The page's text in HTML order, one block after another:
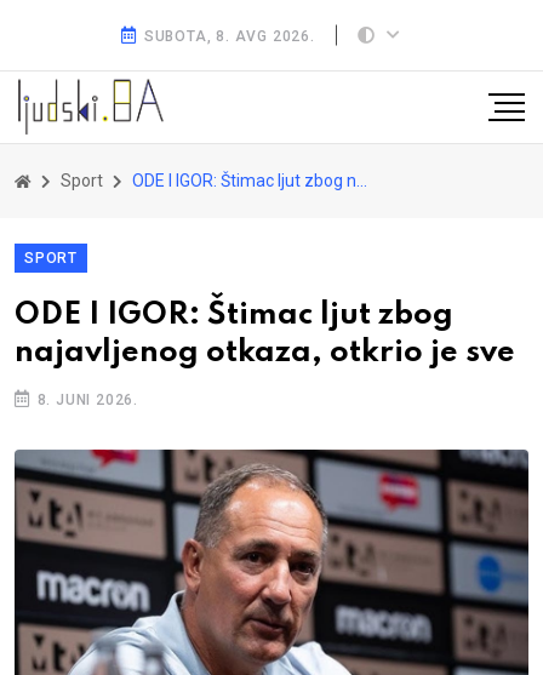
SUBOTA, 8. AVG 2026.
Sport ODE I IGOR: Štimac ljut zbog najavljenog otkaza, otkrio je sve
SPORT
ODE I IGOR: Štimac ljut zbog
najavljenog otkaza, otkrio je sve
8. JUNI 2026.